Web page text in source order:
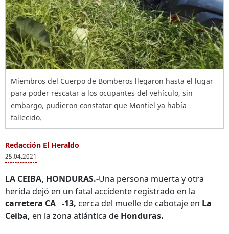
Miembros del Cuerpo de Bomberos llegaron hasta el lugar
para poder rescatar a los ocupantes del vehículo, sin
embargo, pudieron constatar que Montiel ya había
fallecido.
Redacción El Heraldo
25.04.2021
LA CEIBA, HONDURAS.-Una persona muerta y otra
herida dejó en un fatal accidente registrado en la
carretera CA -13, cerca del muelle de cabotaje en La
Ceiba, en la zona atlántica de Honduras.